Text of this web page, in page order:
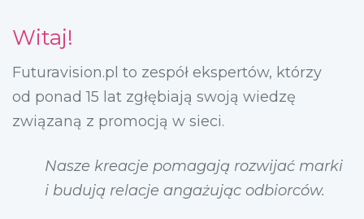
Witaj!
Futuravision.pl to zespół ekspertów, którzy
od ponad 15 lat zgłębiają swoją wiedzę
związaną z promocją w sieci.
Nasze kreacje pomagają rozwijać marki
i budują relacje angażując odbiorców.